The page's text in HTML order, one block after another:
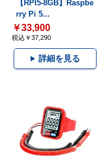
【RPI5-8GB】Raspbe
rry Pi 5...
￥33,900
税込￥37,290
詳細を見る